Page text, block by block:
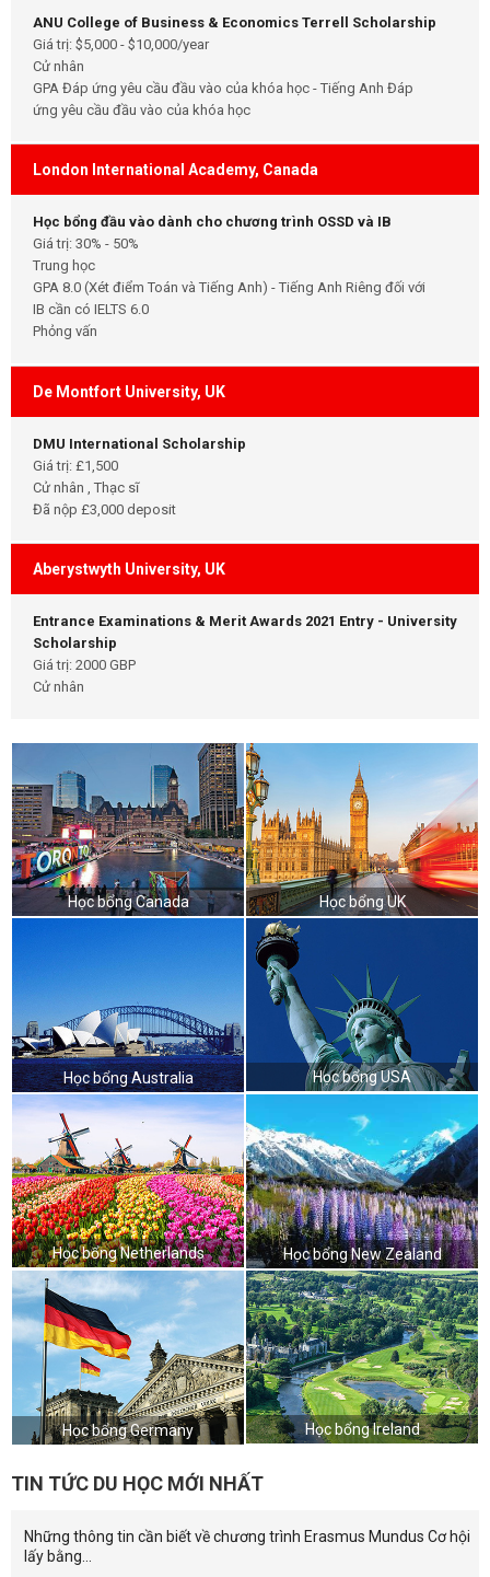
ANU College of Business & Economics Terrell Scholarship
Giá trị: $5,000 - $10,000/year
Cử nhân
GPA Đáp ứng yêu cầu đầu vào của khóa học - Tiếng Anh Đáp
ứng yêu cầu đầu vào của khóa học
London International Academy, Canada
Học bổng đầu vào dành cho chương trình OSSD và IB
Giá trị: 30% - 50%
Trung học
GPA 8.0 (Xét điểm Toán và Tiếng Anh) - Tiếng Anh Riêng đối với
IB cần có IELTS 6.0
Phỏng vấn
De Montfort University, UK
DMU International Scholarship
Giá trị: £1,500
Cử nhân , Thạc sĩ
Đã nộp £3,000 deposit
Aberystwyth University, UK
Entrance Examinations & Merit Awards 2021 Entry - University
Scholarship
Giá trị: 2000 GBP
Cử nhân
Học bổng Canada Học bổng UK
Học bổng Australia Học bổng USA
Học bổng Netherlands Học bổng New Zealand
Học bổng Germany Học bổng Ireland
TIN TỨC DU HỌC MỚI NHẤT
Những thông tin cần biết về chương trình Erasmus Mundus Cơ hội
lấy bằng...